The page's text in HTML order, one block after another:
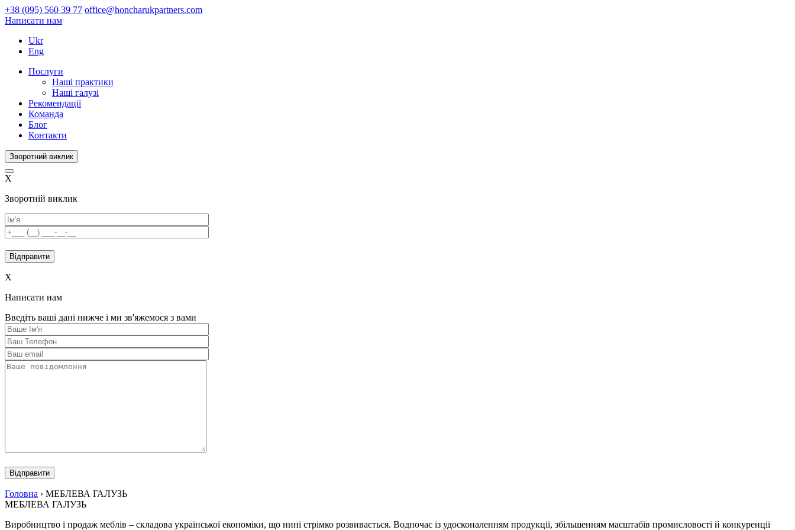
+38 (095) 560 39 77 office@honcharukpartners.com
Написати нам
Ukr
Eng
Послуги
Наші практики
Наші галузі
Рекомендації
Команда
Блог
Контакти
Зворотний виклик
X
Зворотній виклик
leave
this
field
X
Написати нам
Введіть ваші дані нижче і ми зв'яжемося з вами
leave
this
field
empty.
Головна › МЕБЛЕВА ГАЛУЗЬ
МЕБЛЕВА ГАЛУЗЬ
Виробництво і продаж меблів – складова української економіки, що нині стрімко розвивається. Водночас із удосконаленням продукції, збільшенням масштабів промисловості й конкуренції